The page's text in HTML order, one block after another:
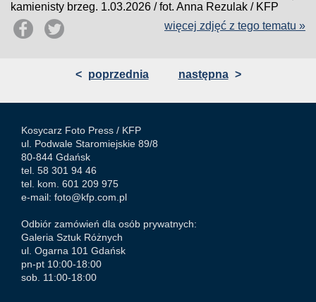
kamienisty brzeg. 1.03.2026 / fot. Anna Rezulak / KFP
więcej zdjęć z tego tematu »
< poprzednia następna >
Kosycarz Foto Press / KFP
ul. Podwale Staromiejskie 89/8
80-844 Gdańsk
tel. 58 301 94 46
tel. kom. 601 209 975
e-mail: foto@kfp.com.pl
Odbiór zamówień dla osób prywatnych:
Galeria Sztuk Różnych
ul. Ogarna 101 Gdańsk
pn-pt 10:00-18:00
sob. 11:00-18:00